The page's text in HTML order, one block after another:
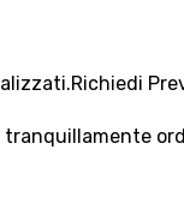
Richiedi